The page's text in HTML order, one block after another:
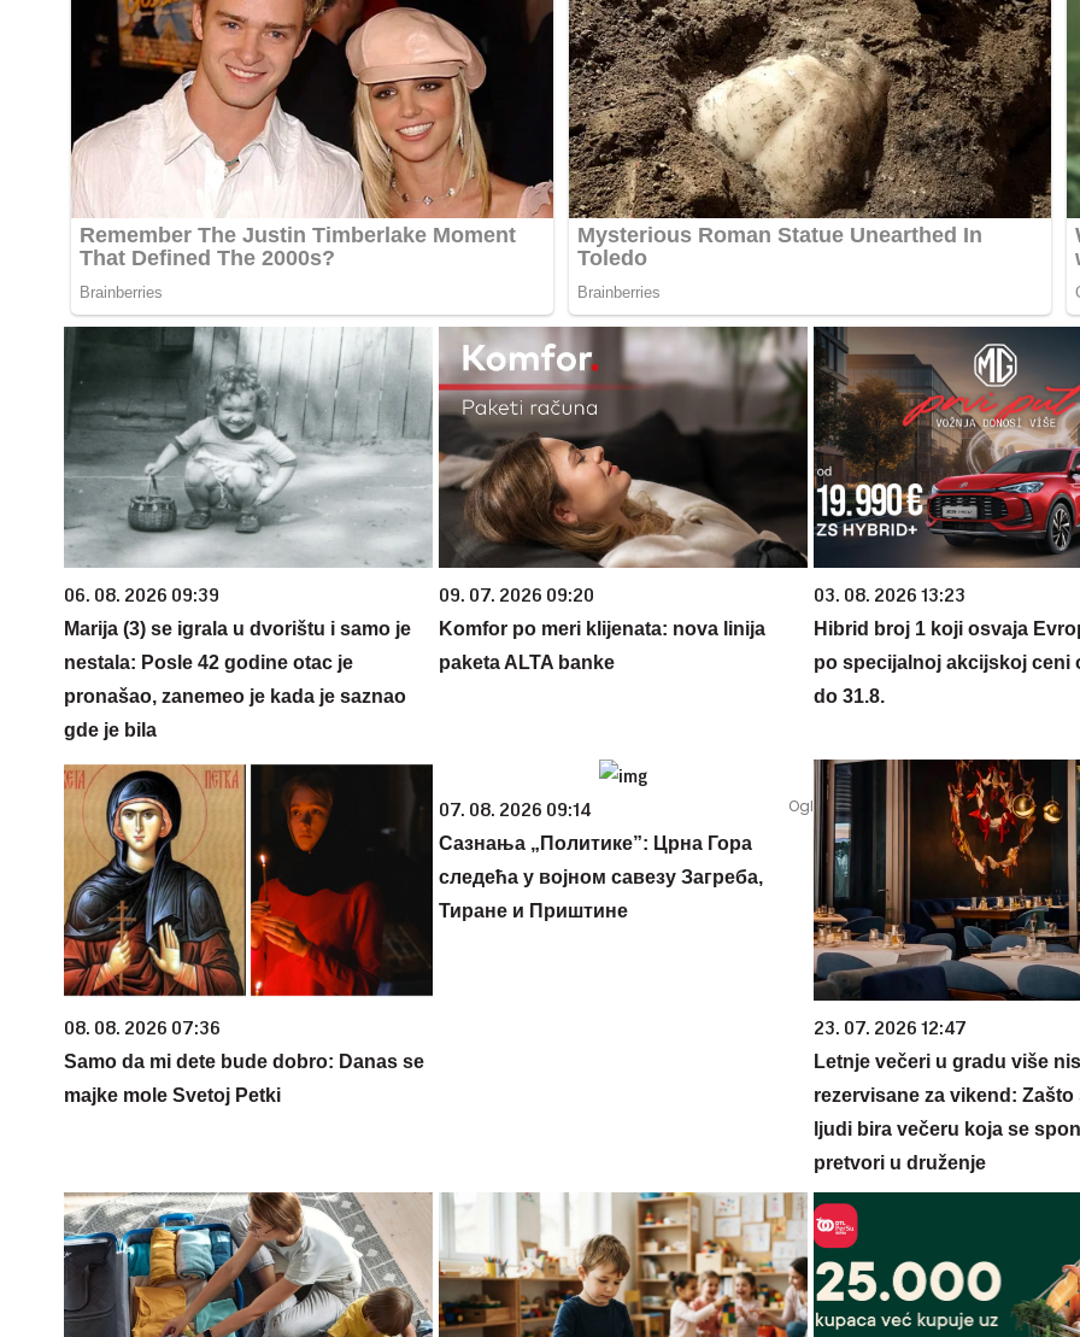
06. 08. 2026 09:39
Marija (3) se igrala u dvorištu i samo je
nestala: Posle 42 godine otac je
pronašao, zanemeo je kada je saznao
gde je bila
09. 07. 2026 09:20
Komfor po meri klijenata: nova linija
paketa ALTA banke
03. 08. 2026 13:23
Hibrid broj 1 koji osvaja
po specijalnoj akcijskoj ceni
do 31.8.
08. 08. 2026 07:36
Samo da mi dete bude dobro: Danas se
majke mole Svetoj Petki
07. 08. 2026 09:14
Сазнања „Политике”: Црна Гора
следећа у војном савезу Загреба,
Тиране и Приштине
23. 07. 2026 12:47
Letnje večeri u gradu više
rezervisane za vikend: Zašto
ljudi bira večeru koja se
pretvori u druženje